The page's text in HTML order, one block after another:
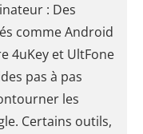
: Des
comme Android
4uKey et UltFone
pas à pas
les
Certains outils,